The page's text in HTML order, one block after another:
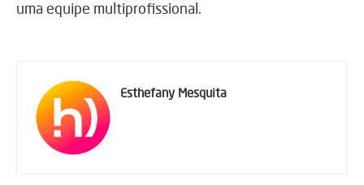
uma equipe multiprofissional.
Esthefany Mesquita